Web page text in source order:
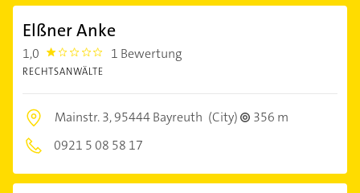
Elßner Anke
1,0 1.0 1 Bewertung
RECHTSANWÄLTE
Mainstr. 3,95444 Bayreuth (City)
356 m
0921 5 08 58 17